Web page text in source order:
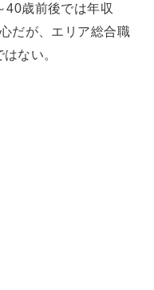
40歳前後では年収
だが、エリア総合職
ない。